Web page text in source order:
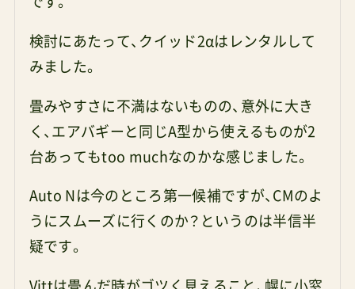
検討にあたって、クイッド2αはレンタルして
みました。
畳みやすさに不満はないものの、意外に大き
く、エアバギーと同じA型から使えるものが2
台あってもtoo muchなのかな感じました。
Auto Nは今のところ第一候補ですが、CMのよ
うにスムーズに行くのか？というのは半信半
疑です。
Vittは畳んだ時がゴツく見えること、幌に小窓